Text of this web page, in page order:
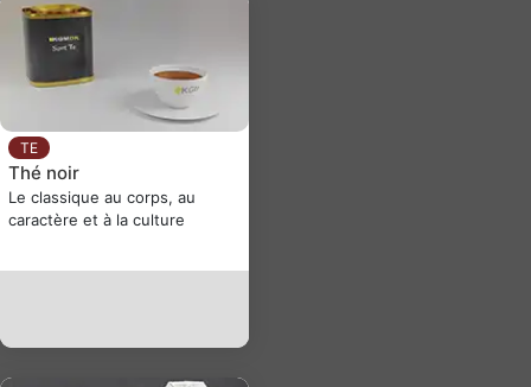
TE
Thé noir
Le classique au corps, au
caractère et à la culture